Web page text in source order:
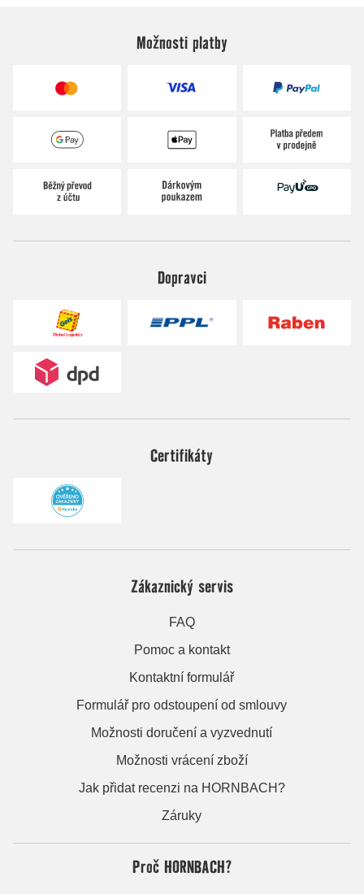
Možnosti platby
Dopravci
Certifikáty
Zákaznický servis
FAQ
Pomoc a kontakt
Kontaktní formulář
Formulář pro odstoupení od smlouvy
Možnosti doručení a vyzvednutí
Možnosti vrácení zboží
Jak přidat recenzi na HORNBACH?
Záruky
Proč HORNBACH?